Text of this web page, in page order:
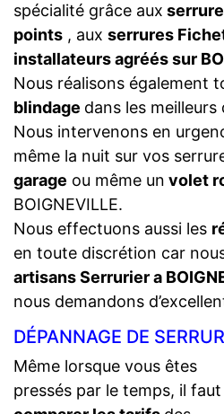
spécialité grâce aux
points , aux serrures
installateurs agréés sur
Nous réalisons également
blindage dans les meilleurs
Nous intervenons en
même la nuit sur vos
garage ou même un volet
BOIGNEVILLE.
Nous effectuons aussi les
en toute discrétion car
artisans Serrurier a
nous demandons
DÉPANNAGE DE
Même lorsque vous êtes
pressés par le temps, il faut